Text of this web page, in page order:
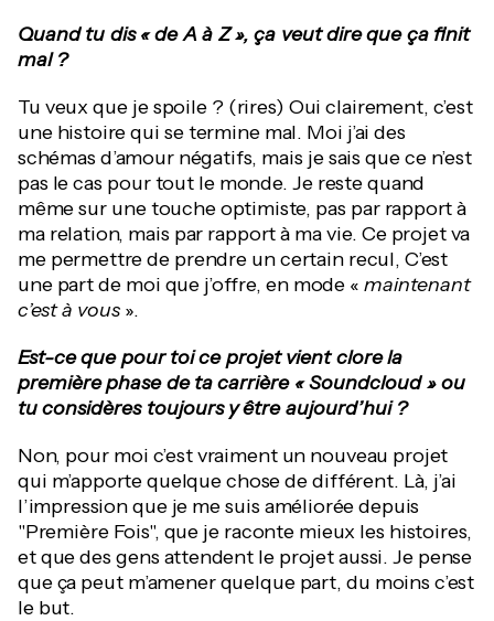
Quand tu dis « de A à Z », ça veut dire que ça finit
mal ?
Tu veux que je spoile ? (rires) Oui clairement, c’est
une histoire qui se termine mal. Moi j’ai des
schémas d’amour négatifs, mais je sais que ce n’est
pas le cas pour tout le monde. Je reste quand
même sur une touche optimiste, pas par rapport à
ma relation, mais par rapport à ma vie. Ce projet va
me permettre de prendre un certain recul, C’est
une part de moi que j’offre, en mode «maintenant
c’est à vous».
Est-ce que pour toi ce projet vient clore la
première phase de ta carrière « Soundcloud » ou
tu considères toujours y être aujourd’hui ?
Non, pour moi c’est vraiment un nouveau projet
qui m’apporte quelque chose de différent. Là, j’ai
l’impression que je me suis améliorée depuis
"Première Fois", que je raconte mieux les histoires,
et que des gens attendent le projet aussi. Je pense
que ça peut m’amener quelque part, du moins c’est
le but.